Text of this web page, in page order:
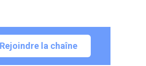
Rejoindre la chaîne